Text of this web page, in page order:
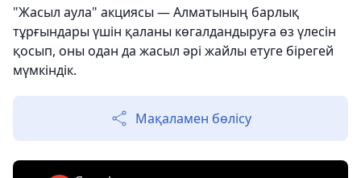
"Жасыл аула" акциясы — Алматының барлық
тұрғындары үшін қаланы көгалдандыруға өз үлесін
қосып, оны одан да жасыл әрі жайлы етуге бірегей
мүмкіндік.
Мақаламен бөлісу